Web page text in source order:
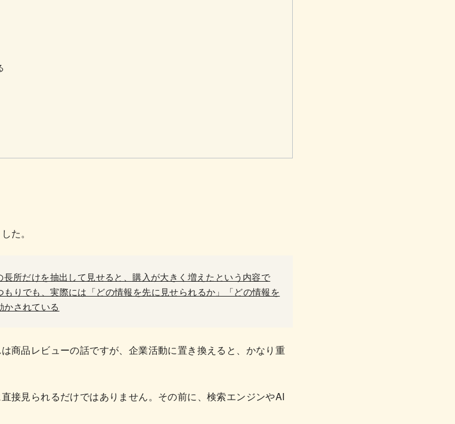
た。
所だけを抽出して見せると、購入が大きく増えたという内容で
りでも、実際には「どの情報を先に見せられるか」「どの情報を
されている
商品レビューの話ですが、企業活動に置き換えると、かなり重
接見られるだけではありません。その前に、検索エンジンやAI